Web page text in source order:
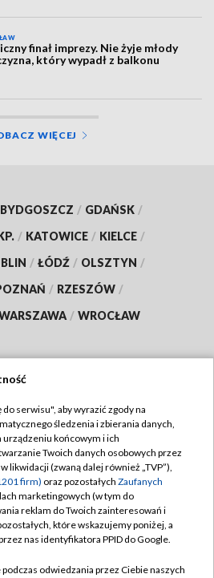
finał imprezy. Nie żyje młody
który wypadł z balkonu
WIĘCEJ
BYDGOSZCZ / GDAŃSK /
/ KATOWICE / KIELCE /
/ ŁÓDŹ / OLSZTYN /
/ RZESZÓW /
/ WROCŁAW
TVP
TVP
prywatności
Moje zgody
Pomoc
serwisu", aby wyrazić zgody na
śledzenia i zbierania danych,
urządzeniu końcowym i ich
Twoich danych osobowych przez
likwidacji (zwaną dalej również „TVP”),
firm) oraz pozostałych Zaufanych
marketingowych (w tym do
reklam do Twoich zainteresowań i
które wskazujemy poniżej, a
nas identyfikatora PPID do Google.
odwiedzania przez Ciebie naszych